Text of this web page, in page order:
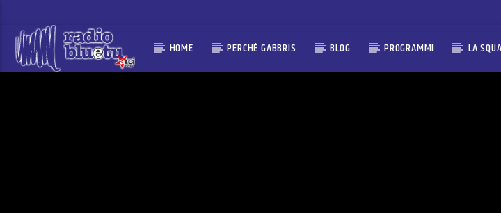
HOME PERCHÉ GABBRIS BLOG PROGRAMMI LA